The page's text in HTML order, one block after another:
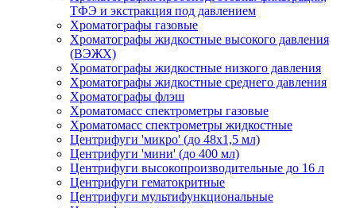
ТФЭ и экстракция под давлением
Хроматографы газовые
Хроматографы жидкостные высокого давления
(ВЭЖХ)
Хроматографы жидкостные низкого давления
Хроматографы жидкостные среднего давления
Хроматографы флэш
Хроматомасс спектрометры газовые
Хроматомасс спектрометры жидкостные
Центрифуги 'микро' (до 48x1,5 мл)
Центрифуги 'мини' (до 400 мл)
Центрифуги высокопроизводительные до 16 л
Центрифуги гематокритные
Центрифуги мультифункциональные